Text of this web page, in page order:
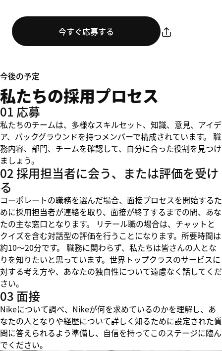
今すぐ応募する
今後の予定
私たちの採用プロセス
01 応募
私たちのチームは、多様なスキルセット、知識、意見、アイデ
ア、バックグラウンドを持つメンバーで構成されています。 職
務内容、部門、チームを確認して、自分に合った役割を見つけ
ましょう。
02 採用担当者に会う、または評価を受け
る
コーポレートの職務を選んだ場合、面接プロセスを開始するた
めに採用担当者が連絡を取り、面接が終了するまでの間、あな
たの主な窓口となります。 リテール職の場合は、チャットと
クイズを含む対話型の評価を行うことになります。所要時間は
約10～20分です。 職務に関わらず、私たちは皆さんの人とな
りを知りたいと思っています。世界トップクラスのサービスに
対する考え方や、あなたの独自性について遠慮なく話してくだ
さい。
03 面接
Nikeについて調べ、Nikeが何を求めているのかを理解し、あ
なたの人となりや経歴について詳しく知るために設定された質
問に答えられるよう準備し、自信を持ってこのステージに臨ん
でください。